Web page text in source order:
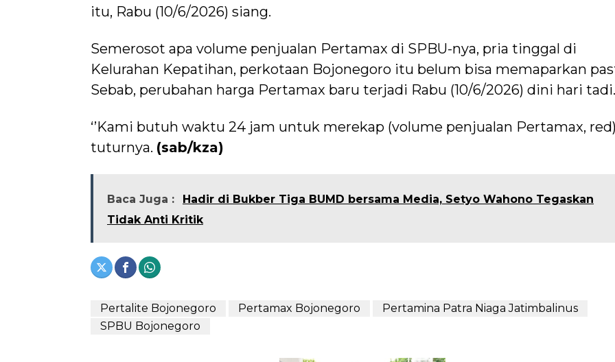
itu, Rabu (10/6/2026) siang.
Semerosot apa volume penjualan Pertamax di SPBU-nya, pria tinggal di
Kelurahan Kepatihan, perkotaan Bojonegoro itu belum bisa memaparkan
Sebab, perubahan harga Pertamax baru terjadi Rabu (10/6/2026) dini hari tadi.
‘’Kami butuh waktu 24 jam untuk merekap (volume penjualan Pertamax,
tuturnya. (sab/kza)
Baca Juga :
Hadir di Bukber Tiga BUMD bersama Media, Setyo Wahono Tegaskan
Tidak Anti Kritik
Pertalite Bojonegoro Pertamax Bojonegoro
Pertamina Patra Niaga Jatimbalinus
SPBU Bojonegoro